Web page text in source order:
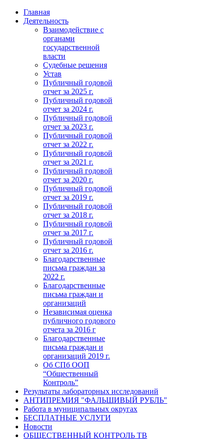
Главная
Деятельность
Взаимодействие с
органами
государственной
власти
Судебные решения
Устав
Публичный годовой
отчет за 2025 г.
Публичный годовой
отчет за 2024 г.
Публичный годовой
отчет за 2023 г.
Публичный годовой
отчет за 2022 г.
Публичный годовой
отчет за 2021 г.
Публичный годовой
отчет за 2020 г.
Публичный годовой
отчет за 2019 г.
Публичный годовой
отчет за 2018 г.
Публичный годовой
отчет за 2017 г.
Публичный годовой
отчет за 2016 г.
Благодарственные
письма граждан за
2022 г.
Благодарственные
письма граждан и
организаций
Независимая оценка
публичного годового
отчета за 2016 г
Благодарственные
письма граждан и
организаций 2019 г.
Об СПб ООП
“Общественный
Контроль”
Результаты лабораторных исследований
АНТИПРЕМИЯ "ФАЛЬШИВЫЙ РУБЛЬ"
Работа в муниципальных округах
БЕСПЛАТНЫЕ УСЛУГИ
Новости
ОБЩЕСТВЕННЫЙ КОНТРОЛЬ ТВ